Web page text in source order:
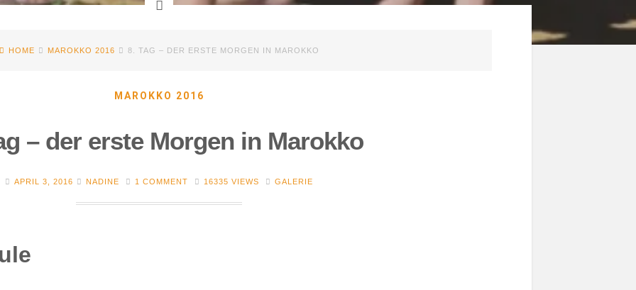
HOME MAROKKO 2016 8. TAG – DER ERSTE MORGEN IN MAROKKO
MAROKKO 2016
– der erste Morgen in Marokko
APRIL 3, 2016 NADINE 1 COMMENT 16335 VIEWS GALERIE